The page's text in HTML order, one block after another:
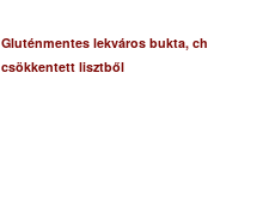
Gluténmentes lekváros bukta, ch
csökkentett lisztből